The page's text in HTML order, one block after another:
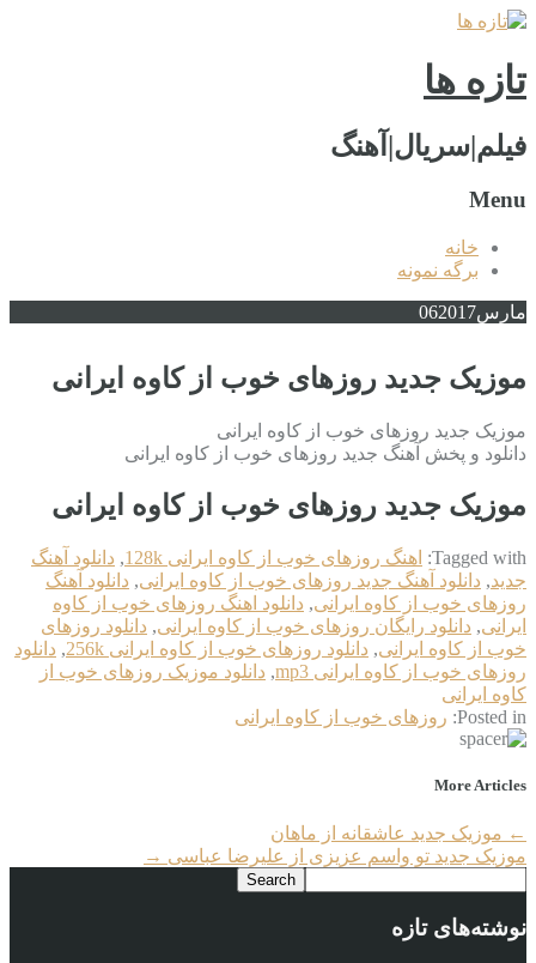
تازه ها
فیلم|سریال|آهنگ
Menu
خانه
برگه نمونه
مارس 062017
موزیک جدید روزهای خوب از کاوه ایرانی
موزیک جدید روزهای خوب از کاوه ایرانی
دانلود و پخش آهنگ جدید روزهای خوب از کاوه ایرانی
موزیک جدید روزهای خوب از کاوه ایرانی
Tagged with: اهنگ روزهای خوب از کاوه ایرانی 128k , دانلود آهنگ
جدید, دانلود آهنگ جدید روزهای خوب از کاوه ایرانی, دانلود آهنگ
روزهای خوب از کاوه ایرانی, دانلود اهنگ روزهای خوب از کاوه
ایرانی, دانلود رایگان روزهای خوب از کاوه ایرانی, دانلود روزهای
خوب از کاوه ایرانی, دانلود روزهای خوب از کاوه ایرانی 256k , دانلود
روزهای خوب از کاوه ایرانی mp3
, دانلود موزیک روزهای خوب از
کاوه ایرانی
Posted in: روزهای خوب از کاوه ایرانی
More Articles
← موزیک جدید عاشقانه از ماهان
موزیک جدید تو واسم عزیزی از علیرضا عباسی →
نوشته‌های تازه